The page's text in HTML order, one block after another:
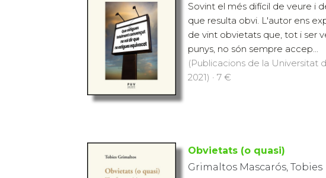
Sovint el més difícil de veure i
que resulta obvi. L'autor ens
de vint obvietats que, tot i ser
punys, no són sempre accep...
(Publicacions de la Universitat
2021) · 7 €
Obvietats (o quasi)
Grimaltos Mascarós, Tobies